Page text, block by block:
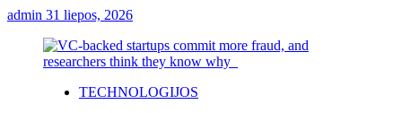
admin 31 liepos, 2026
TECHNOLOGIJOS